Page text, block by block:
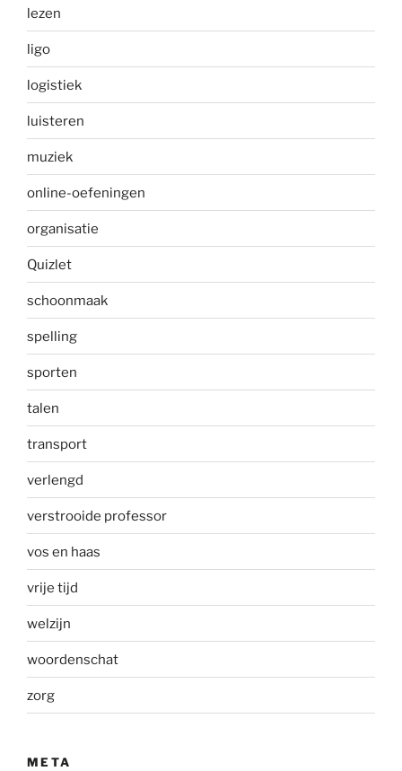
lezen
ligo
logistiek
luisteren
muziek
online-oefeningen
organisatie
Quizlet
schoonmaak
spelling
sporten
talen
transport
verlengd
verstrooide professor
vos en haas
vrije tijd
welzijn
woordenschat
zorg
META